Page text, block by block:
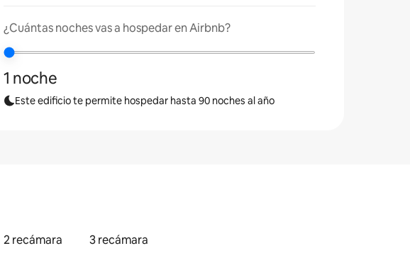
¿Cuántas noches vas a hospedar en Airbnb?
1 noche
Este edificio te permite hospedar hasta 90 noches al año
2 recámara 3 recámara